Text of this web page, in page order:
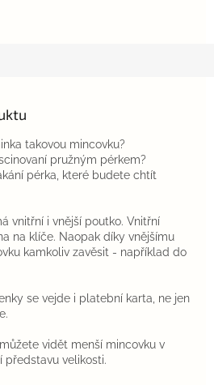
takovou mincovku?
pružným pérkem?
pérka, které budete chtít
vnitřní i vnější poutko. Vnitřní
na klíče. Naopak díky vnějšímu
kamkoliv zavěsit - například do
se vejde i platební karta, ne jen
vidět menší mincovku v
představu velikosti.